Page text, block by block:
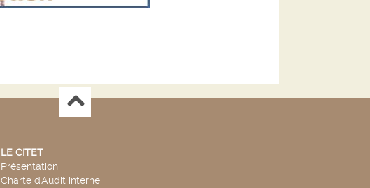
LE CITET
Présentation
Charte d'Audit interne